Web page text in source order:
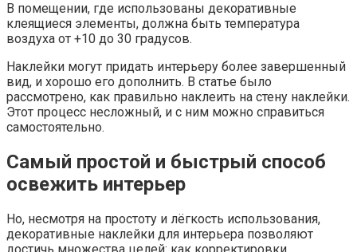
В помещении, где использованы декоративные
клеящиеся элементы, должна быть температура
воздуха от +10 до 30 градусов.
Наклейки могут придать интерьеру более завершенный
вид, и хорошо его дополнить. В статье было
рассмотрено, как правильно наклеить на стену наклейки.
Этот процесс несложный, и с ним можно справиться
самостоятельно.
Самый простой и быстрый способ
освежить интерьер
Но, несмотря на простоту и лёгкость использования,
декоративные наклейки для интерьера позволяют